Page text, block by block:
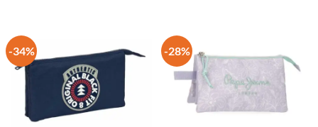
-34% -28%